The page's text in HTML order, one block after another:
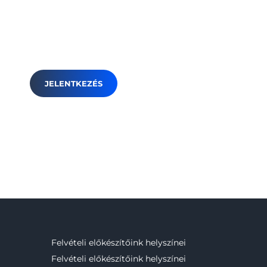
JELENTKEZÉS
Felvételi előkészítőink helyszínei
Felvételi előkészítőink helyszínei